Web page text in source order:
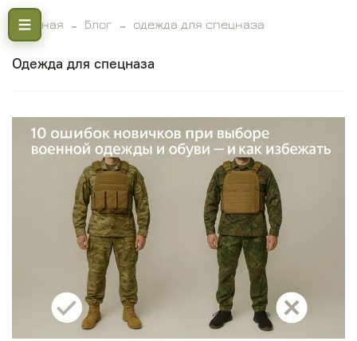
Главная Блог одежда для спецназа
одежда для спецназа